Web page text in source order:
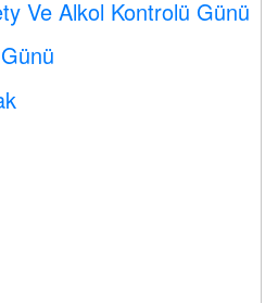
Ve Alkol Kontrolü Günü